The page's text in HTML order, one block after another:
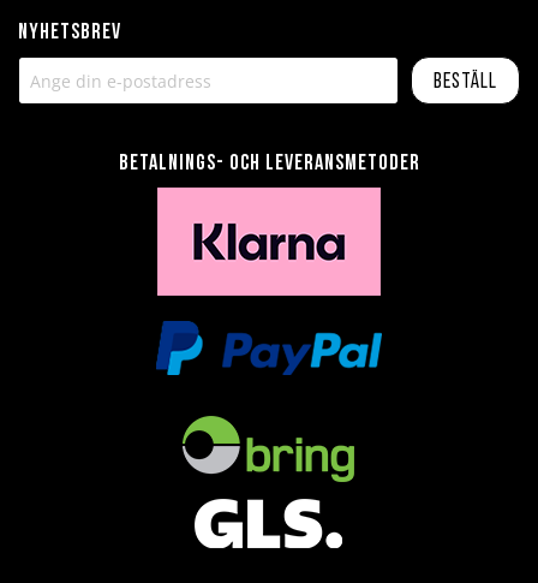
Nyhetsbrev
Beställ
Betalnings- och leveransmetoder